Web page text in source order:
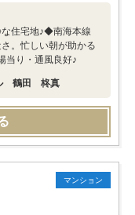
住宅地♪◆南海本線
さ。忙しい朝が助かる
当り・通風良好♪
鶴田 柊真
マンション